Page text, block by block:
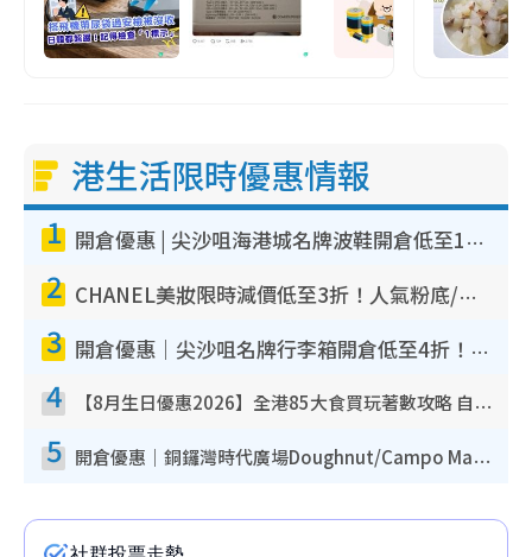
港生活限時優惠情報
1 開倉優惠 | 尖沙咀海港城名牌波鞋開倉低至1折！On鞋$899起／Joy&Peace鞋履$98起
2 CHANEL美妝限時減價低至3折！人氣粉底/唇膏/精華液低至$275！COCO香水都有平
3 開倉優惠｜尖沙咀名牌行李箱開倉低至4折！一連5日 American Tourister/ace./Hallmark $200起！
4 【8月生日優惠2026】全港85大食買玩著數攻略 自助餐/火鍋放題同行免費＋誠品/DONKI送現金券
5 開倉優惠｜銅鑼灣時代廣場Doughnut/Campo Marzio開倉低至1折！背囊、書包、手袋劈價$200起